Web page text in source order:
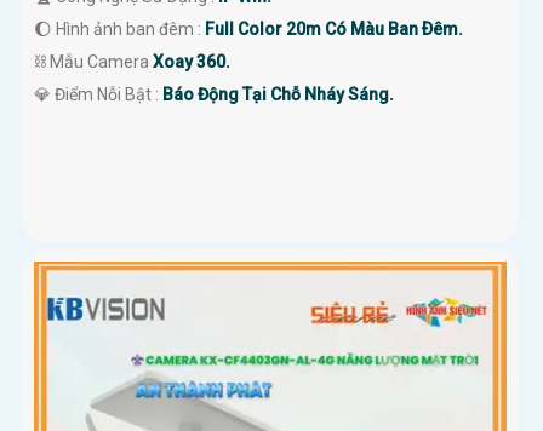
🌔 Hình ảnh ban đêm : Full Color 20m Có Màu Ban Ðêm.
⛓ Mẫu Camera Xoay 360.
️💎 Điểm Nỗi Bật : Báo Động Tại Chỗ Nháy Sáng.